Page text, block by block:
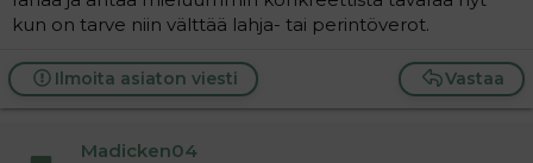
kun on tarve niin välttää lahja- tai perintöverot.
Vastaa
Ilmoita asiaton viesti
Madicken04